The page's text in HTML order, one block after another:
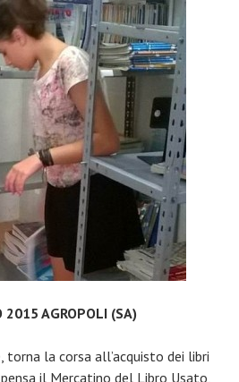
REGGIO
EMILIA
2015 AGROPOLI (SA)
torna la corsa all’acquisto dei libri
il Mercatino del Libro Usato,